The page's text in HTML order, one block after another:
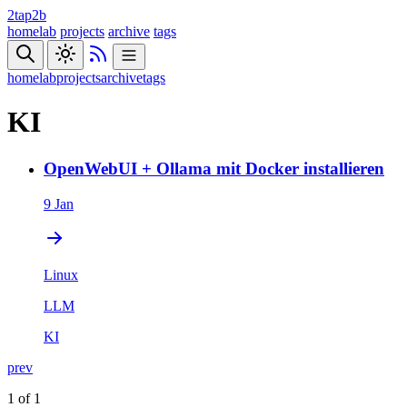
2tap2b
homelab projects archive tags
homelabprojectsarchivetags
KI
OpenWebUI + Ollama mit Docker installieren
9 Jan
Linux
LLM
KI
prev
1 of 1